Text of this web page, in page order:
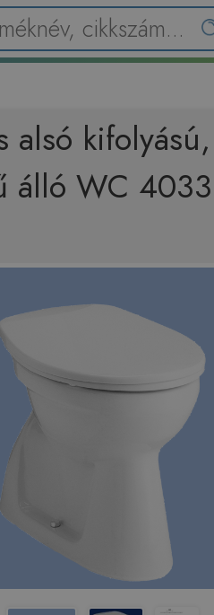
alsó kifolyású,
álló WC